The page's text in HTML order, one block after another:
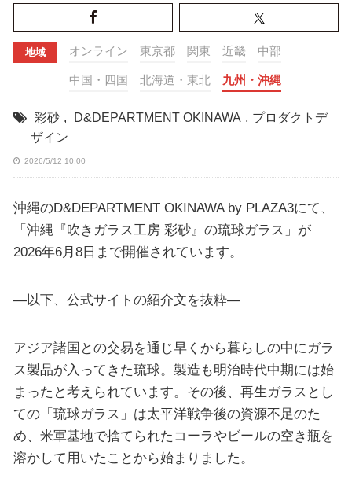
地域 オンライン 東京都 関東 近畿 中部
中国・四国 北海道・東北 九州・沖縄
彩砂 , D&DEPARTMENT OKINAWA , プロダクトデ
ザイン
2026/5/12 10:00
沖縄のD&DEPARTMENT OKINAWA by PLAZA3にて、
「沖縄『吹きガラス工房 彩砂』の琉球ガラス」が
2026年6月8日まで開催されています。
—以下、公式サイトの紹介文を抜粋—
アジア諸国との交易を通じ早くから暮らしの中にガラ
ス製品が入ってきた琉球。製造も明治時代中期には始
まったと考えられています。その後、再生ガラスとし
ての「琉球ガラス」は太平洋戦争後の資源不足のた
め、米軍基地で捨てられたコーラやビールの空き瓶を
溶かして用いたことから始まりました。